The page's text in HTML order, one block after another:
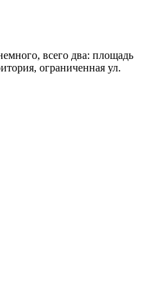
всего два: площадь
ограниченная ул.